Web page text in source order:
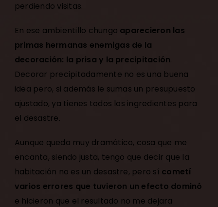
perdiendo visitas.
En ese ambientillo chungo aparecieron las
primas hermanas enemigas de la
decoración: la prisa y la precipitación.
Decorar precipitadamente no es una buena
idea pero, si además le sumas un presupuesto
ajustado, ya tienes todos los ingredientes para
el desastre.
Aunque queda muy dramático, cosa que me
encanta, siendo justa, tengo que decir que la
habitación no es un desastre, pero sí cometí
varios errores que tuvieron un efecto dominó
e hicieron que el resultado no me dejara